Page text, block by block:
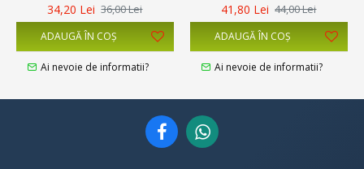
34,20 Lei 36,00 Lei
ADAUGĂ ÎN COŞ
Ai nevoie de informatii?
41,80 Lei 44,00 Lei
ADAUGĂ ÎN COŞ
Ai nevoie de informatii?